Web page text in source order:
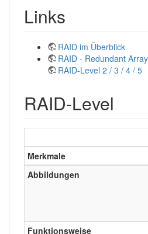
Links
RAID im Überblick
RAID - Redundant
RAID-Level 2 / 3 / 4 / 5
RAID-Level
Merkmale
Abbildungen
Funktionsweise